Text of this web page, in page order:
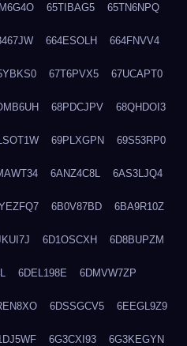
65TIBAG5 65TN6NPQ
664ESOLH 664FNVV4
67T6PVX5 67UCAPT0
68PDCJPV 68QHDOI3
69PLXGPN 69S53RP0
6ANZ4C8L 6AS3LJQ4
6B0V87BD 6BA9R10Z
6D1OSCXH 6D8BUPZM
6DEL198E 6DMVW7ZP
6DSSGCV5 6EEGL9Z9
6G3CXI93 6G3KEGYN